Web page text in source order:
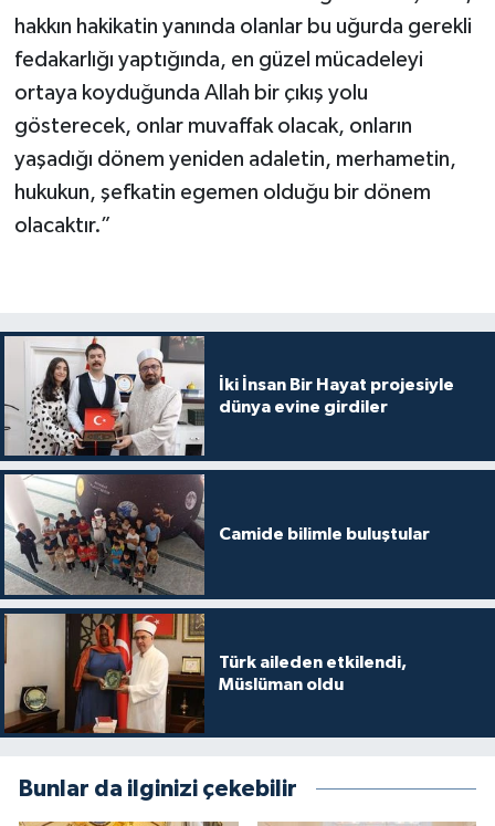
hakkın hakikatin yanında olanlar bu uğurda gerekli
fedakarlığı yaptığında, en güzel mücadeleyi
ortaya koyduğunda Allah bir çıkış yolu
gösterecek, onlar muvaffak olacak, onların
yaşadığı dönem yeniden adaletin, merhametin,
hukukun, şefkatin egemen olduğu bir dönem
olacaktır.”
İki İnsan Bir Hayat projesiyle
dünya evine girdiler
Camide bilimle buluştular
Türk aileden etkilendi,
Müslüman oldu
Bunlar da ilginizi çekebilir
Şanlıurfa Müftülüğü
Şırnak Müftülüğü
Tekirdağ Müftülüğü
Tokat Müftülüğü
Tunceli Müftülüğü
Uşak Müftülüğü
Van Müftülüğü
Yalova Müftülüğü
Yozgat Müftülüğü
Zonguldak Müftülüğü